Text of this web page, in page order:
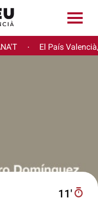
· El País
11′